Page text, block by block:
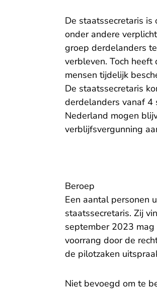
De staatssecretaris is
onder andere
groep derdelanders
verbleven. Toch
mensen tijdelijk
De staatssecretaris
derdelanders vanaf 4
Nederland mogen
verblijfsvergunning
Beroep
Een aantal personen
staatssecretaris. Zij
september 2023 mag
voorrang door de
de pilotzaken
Niet bevoegd om te